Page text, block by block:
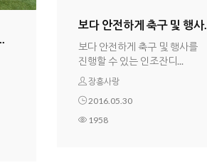
보다 안전하게 축구 및 행사...
보다 안전하게 축구 및 행사를
진행할 수 있는 인조잔디...
장흥사랑
2016.05.30
1958